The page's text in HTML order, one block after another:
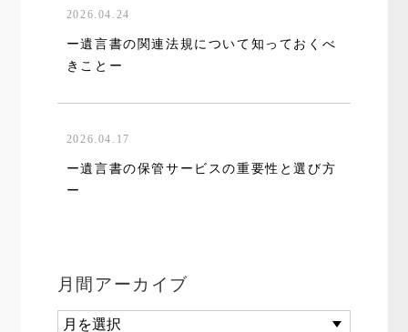
2026.04.24
ー遺言書の関連法規について知っておくべ
きことー
2026.04.17
ー遺言書の保管サービスの重要性と選び方
ー
月間アーカイブ